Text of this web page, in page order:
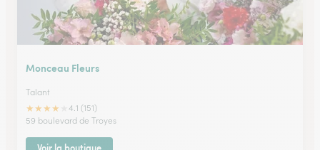
Monceau Fleurs
Talant
★★★★
4.1 (151)
59 boulevard de Troyes